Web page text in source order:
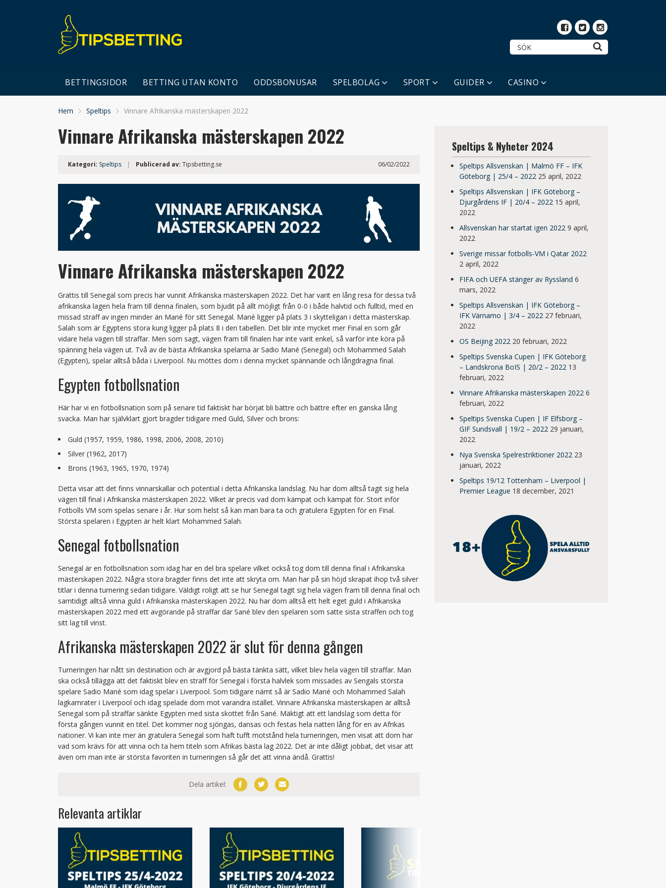
BETTINGSIDOR BETTING UTAN KONTO ODDSBONUSAR SPELBOLAG SPORT GUIDER CASINO
Hem Speltips Vinnare Afrikanska mästerskapen 2022
Vinnare Afrikanska mästerskapen 2022
Kategori: Speltips | Publicerad av: Tipsbetting.se 06/02/2022
Vinnare Afrikanska mästerskapen 2022
Grattis till Senegal som precis har vunnit Afrikanska mästerskapen 2022. Det har varit en lång resa för dessa två
afrikanska lagen hela fram till denna finalen, som bjudit på allt möjligt från 0-0 i både halvtid och fulltid, med en
missad straff av ingen minder än Mané för sitt Senegal. Mané ligger på plats 3 i skytteligan i detta mästerskap.
Salah som är Egyptens stora kung ligger på plats 8 i den tabellen. Det blir inte mycket mer Final en som går
vidare hela vägen till straffar. Men som sagt, vägen fram till finalen har inte varit enkel, så varför inte köra på
spänning hela vägen ut. Två av de bästa Afrikanska spelarna är Sadio Mané (Senegal) och Mohammed Salah
(Egypten), spelar alltså båda i Liverpool. Nu möttes dom i denna mycket spännande och långdragna final.
Egypten fotbollsnation
Här har vi en fotbollsnation som på senare tid faktiskt har börjat bli bättre och bättre efter en ganska lång
svacka. Man har självklart gjort bragder tidigare med Guld, Silver och brons:
Guld (1957, 1959, 1986, 1998, 2006, 2008, 2010)
Silver (1962, 2017)
Brons (1963, 1965, 1970, 1974)
Detta visar att det finns vinnarskallar och potential i detta Afrikanska landslag. Nu har dom alltså tagit sig hela
vägen till final i Afrikanska mästerskapen 2022. Vilket är precis vad dom kämpat och kämpat för. Stort inför
Fotbolls VM som spelas senare i år. Hur som helst så kan man bara ta och gratulera Egypten för en Final.
Största spelaren i Egypten är helt klart Mohammed Salah.
Senegal fotbollsnation
Senegal är en fotbollsnation som idag har en del bra spelare vilket också tog dom till denna final i Afrikanska
mästerskapen 2022. Några stora bragder finns det inte att skryta om. Man har på sin höjd skrapat ihop två silver
titlar i denna turnering sedan tidigare. Väldigt roligt att se hur Senegal tagit sig hela vägen fram till denna final och
samtidigt alltså vinna guld i Afrikanska mästerskapen 2022. Nu har dom alltså ett helt eget guld i Afrikanska
mästerskapen 2022 med ett avgörande på straffar där Sané blev den spelaren som satte sista straffen och tog
sitt lag till vinst.
Afrikanska mästerskapen 2022 är slut för denna gången
Turneringen har nått sin destination och är avgjord på bästa tänkta sätt, vilket blev hela vägen till straffar. Man
ska också tillägga att det faktiskt blev en straff för Senegal i första halvlek som missades av Sengals största
spelare Sadio Mané som idag spelar i Liverpool. Som tidigare nämt så är Sadio Mané och Mohammed Salah
lagkamrater i Liverpool och idag spelade dom mot varandra istället. Vinnare Afrikanska mästerskapen är alltså
Senegal som på straffar sänkte Egypten med sista skottet från Sané. Mäktigt att ett landslag som detta för
första gången vunnit en titel. Det kommer nog sjöngas, dansas och festas hela natten lång för en av Afrikas
nationer. Vi kan inte mer än gratulera Senegal som haft tufft motstånd hela turneringen, men visat att dom har
vad som krävs för att vinna och ta hem titeln som Afrikas bästa lag 2022. Det är inte dåligt jobbat, det visar att
även om man inte är största favoriten in turneringen så går det att vinna ändå. Grattis!
Dela artikel:
Relevanta artiklar
Speltips & Nyheter 2024
Speltips Allsvenskan | Malmö FF – IFK
Göteborg | 25/4 – 2022 25 april, 2022
Speltips Allsvenskan | IFK Göteborg –
Djurgårdens IF | 20/4 – 2022 15 april,
2022
Allsvenskan har startat igen 2022 9 april,
2022
Sverige missar fotbolls-VM i Qatar 2022
2 april, 2022
FIFA och UEFA stänger av Ryssland 6
mars, 2022
Speltips Allsvenskan | IFK Göteborg –
IFK Värnamo | 3/4 – 2022 27 februari,
2022
OS Beijing 2022 20 februari, 2022
Speltips Svenska Cupen | IFK Göteborg
– Landskrona BoIS | 20/2 – 2022 13
februari, 2022
Vinnare Afrikanska mästerskapen 2022 6
februari, 2022
Speltips Svenska Cupen | IF Elfsborg –
GIF Sundsvall | 19/2 – 2022 29 januari,
2022
Nya Svenska Spelrestriktioner 2022 23
januari, 2022
Speltips 19/12 Tottenham – Liverpool |
Premier League 18 december, 2021